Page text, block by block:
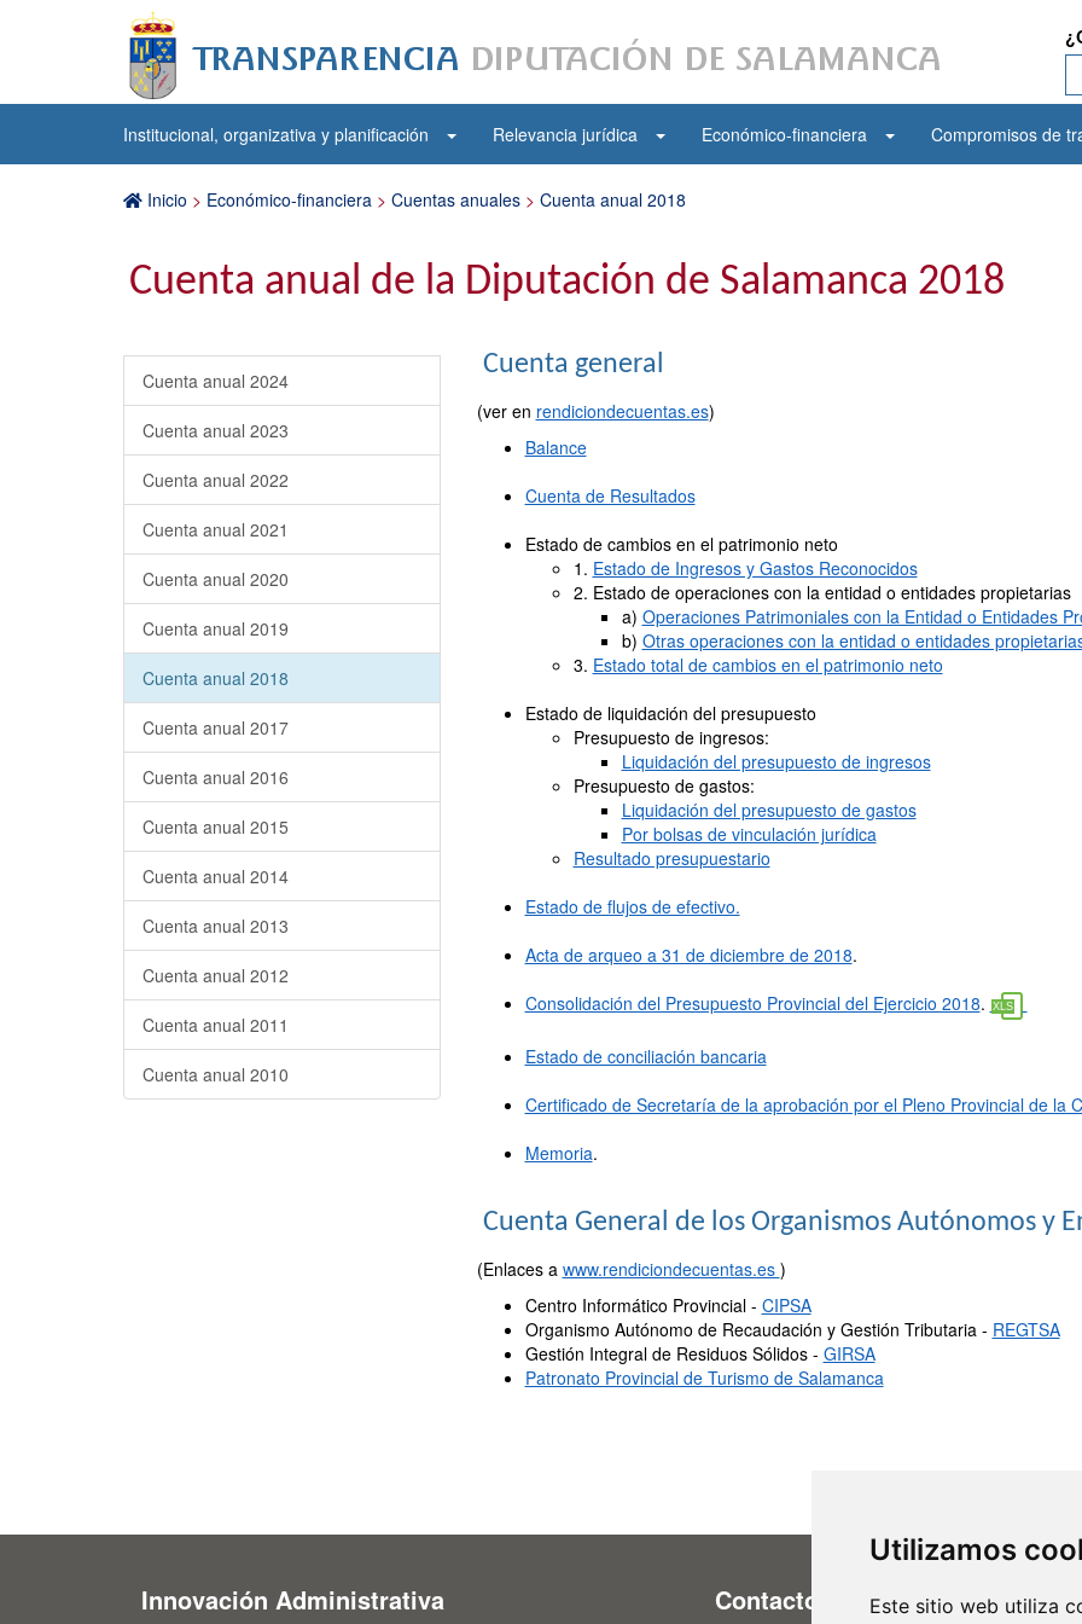
Utilizamos
Este sitio web utiliza
Institucional, organizativa y planificación Relevancia jurídica Económico-financiera Compromisos de
Inicio > Económico-financiera > Cuentas anuales > Cuenta anual 2018
Cuenta anual de la Diputación de Salamanca 2018
Cuenta anual 2024
Cuenta anual 2023
Cuenta anual 2022
Cuenta anual 2021
Cuenta anual 2020
Cuenta anual 2019
Cuenta anual 2018
Cuenta anual 2017
Cuenta anual 2016
Cuenta anual 2015
Cuenta anual 2014
Cuenta anual 2013
Cuenta anual 2012
Cuenta anual 2011
Cuenta anual 2010
Cuenta general
(ver en rendiciondecuentas.es)
Balance
Cuenta de Resultados
Estado de cambios en el patrimonio neto
1. Estado de Ingresos y Gastos Reconocidos
2. Estado de operaciones con la entidad o entidades propietarias
a) Operaciones Patrimoniales con la Entidad o Entidades
b) Otras operaciones con la entidad o entidades
3. Estado total de cambios en el patrimonio neto
Estado de liquidación del presupuesto
Presupuesto de ingresos:
Liquidación del presupuesto de ingresos
Presupuesto de gastos:
Liquidación del presupuesto de gastos
Por bolsas de vinculación jurídica
Resultado presupuestario
Estado de flujos de efectivo.
Acta de arqueo a 31 de diciembre de 2018.
Consolidación del Presupuesto Provincial del Ejercicio 2018.
Estado de conciliación bancaria
Certificado de Secretaría de la aprobación por el Pleno Provincial de la
Memoria.
Cuenta General de los Organismos Autónomos y
(Enlaces a www.rendiciondecuentas.es )
Centro Informático Provincial - CIPSA
Organismo Autónomo de Recaudación y Gestión Tributaria - REGTSA
Gestión Integral de Residuos Sólidos - GIRSA
Patronato Provincial de Turismo de Salamanca
Innovación Administrativa Contacto